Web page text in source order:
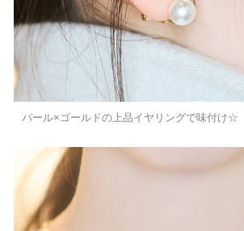
パール×ゴールドの上品イヤリングで味付け☆